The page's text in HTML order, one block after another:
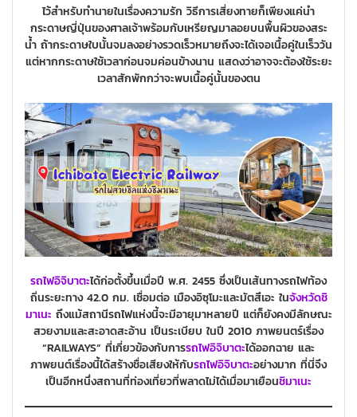
ไว้สำหรับทำนายในเรื่องความรัก วิธีการเสี่ยงทายก็เพียงแค่นำ
กระดาษญี่ปุ่นของศาลเจ้าพร้อมกับเหรียญมาลอยบนพื้นผิวของสระ
น้ำ ถ้ากระดาษใบนั้นจมลงอย่างรวดเร็วหมายถึงจะได้เจอเนื้อคู่ในเร็ววัน
แต่หากกระดาษใช้เวลาก่อนจมค่อนข้างนาน แสดงว่าอาจจะต้องใช้ระยะ
เวลาสักพักกว่าจะพบเนื้อคู่นั้นของตน
รถไฟอิจิบาตะได้ก่อตั้งขึ้นเมื่อปี พ.ศ. 2455 ซึ่งเป็นเส้นทางรถไฟท้อง
ถิ่นระยะทาง 42.0 กม. เชื่อมต่อ เมืองอิซุโมะและมัตสึเอะ ในจังหวัดชิ
มาเนะ ถึงแม้สถานีรถไฟแห่งนี้จะมีอายุมาหลายปี แต่ก็ยังคงมีลักษณะ
สวยงามและสะอาดสะอ้าน เป็นระเบียบ ในปี 2010 ภาพยนตร์เรื่อง
“RAILWAYS” ที่เกี่ยวข้องกับการรถไฟอิจิบาตะได้ออกฉาย และ
ภาพยนต์เรื่องนี้ได้สร้างชื่อเสียงให้กับรถไฟอิจิบาตะอย่างมาก ที่นี่จึง
เป็นอีกหนึ่งสถานที่ท่องเที่ยวที่พลาดไม่ได้เมื่อมาเยือนชิมาเนะ